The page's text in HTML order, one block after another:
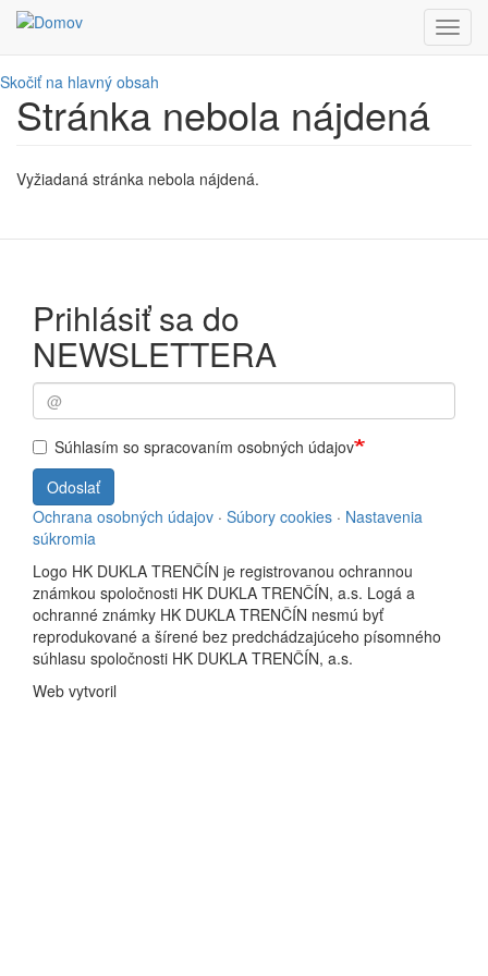
Skočiť na hlavný obsah
Stránka nebola nájdená
Vyžiadaná stránka nebola nájdená.
Prihlásiť sa do
NEWSLETTERA
Súhlasím so spracovaním osobných údajov
Odoslať
Ochrana osobných údajov · Súbory cookies · Nastavenia
súkromia
Logo HK DUKLA TRENČÍN je registrovanou ochrannou
známkou spoločnosti HK DUKLA TRENČÍN, a.s. Logá a
ochranné známky HK DUKLA TRENČÍN nesmú byť
reprodukované a šírené bez predchádzajúceho písomného
súhlasu spoločnosti HK DUKLA TRENČÍN, a.s.
Web vytvoril